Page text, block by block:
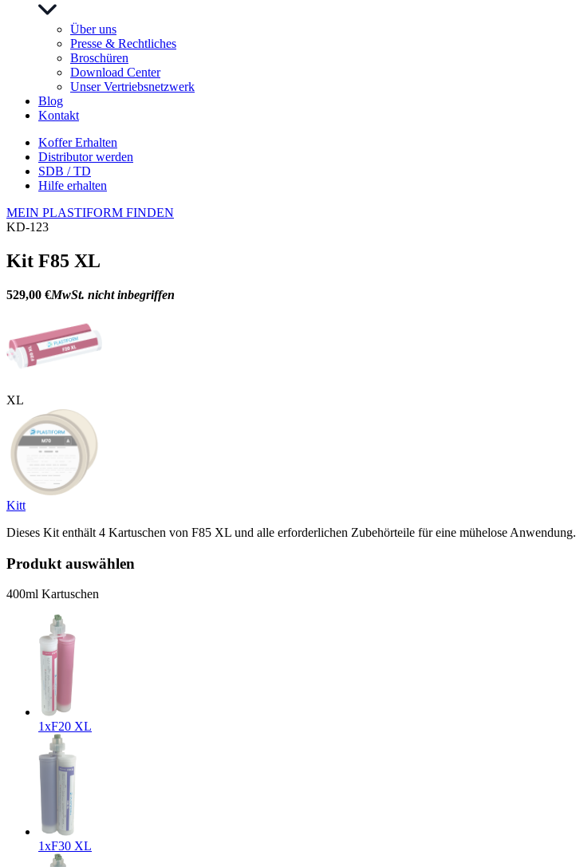
Über uns
Presse & Rechtliches
Broschüren
Download Center
Unser Vertriebsnetzwerk
Blog
Kontakt
Koffer Erhalten
Distributor werden
SDB / TD
Hilfe erhalten
MEIN PLASTIFORM FINDEN
KD-123
Kit F85 XL
529,00 €MwSt. nicht inbegriffen
XL
Kitt
Dieses Kit enthält 4 Kartuschen von F85 XL und alle erforderlichen Zubehörteile für eine mühelose Anwendung.
Produkt auswählen
400ml Kartuschen
1xF20 XL
1xF30 XL